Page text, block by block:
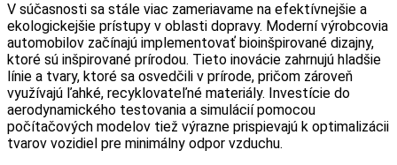
V súčasnosti sa stále viac zameriavame na efektívnejšie a
ekologickejšie prístupy v oblasti dopravy. Moderní výrobcovia
automobilov začínajú implementovať bioinšpirované dizajny,
ktoré sú inšpirované prírodou. Tieto inovácie zahrnujú hladšie
línie a tvary, ktoré sa osvedčili v prírode, pričom zároveň
využívajú ľahké, recyklovateľné materiály. Investície do
aerodynamického testovania a simulácií pomocou
počítačových modelov tiež výrazne prispievajú k optimalizácii
tvarov vozidiel pre minimálny odpor vzduchu.